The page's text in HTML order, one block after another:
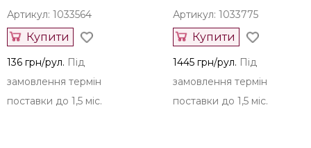
Артикул: 1033564
Купити
136 грн/рул. Під
замовлення термін
поставки до 1,5 міс.
Артикул: 1033775
Купити
1445 грн/рул. Під
замовлення термін
поставки до 1,5 міс.